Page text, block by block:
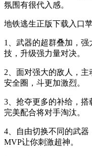
氛围有很代入感。
地铁逃生正版下载入口
1、武器的超群叠加，
技，升级强力量对决。
2、面对强大的敌人，
安全圈，斗更加激烈。
3、抢夺更多的补给，搭
完美配合将对手淘汰。
4、自由切换不同的武
MVP让你刺激超神。